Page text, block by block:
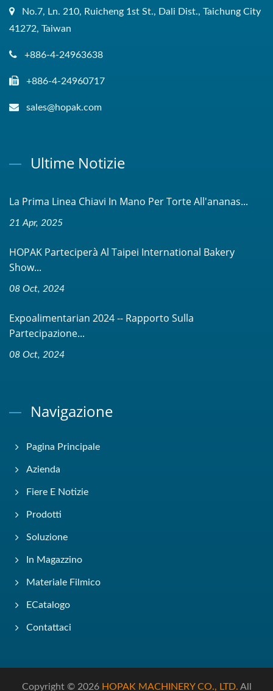
No.7, Ln. 210, Ruicheng 1st St., Dali Dist., Taichung City
41272, Taiwan
+886-4-24963638
+886-4-24960717
sales@hopak.com
Ultime Notizie
La Prima Linea Chiavi In Mano Per Torte All'ananas...
21 Apr, 2025
HOPAK Parteciperà Al Taipei International Bakery
Show...
08 Oct, 2024
Expoalimentarian 2024 -- Rapporto Sulla
Partecipazione...
08 Oct, 2024
Navigazione
Pagina Principale
Azienda
Fiere E Notizie
Prodotti
Soluzione
In Magazzino
Materiale Filmico
ECatalogo
Contattaci
Copyright © 2026 HOPAK MACHINERY CO., LTD. All